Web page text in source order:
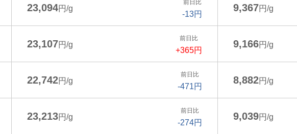
23,094円/g
前日比
-13円
9,367円/g
23,107円/g
前日比
+365円
9,166円/g
22,742円/g
前日比
-471円
8,882円/g
23,213円/g
前日比
-274円
9,039円/g